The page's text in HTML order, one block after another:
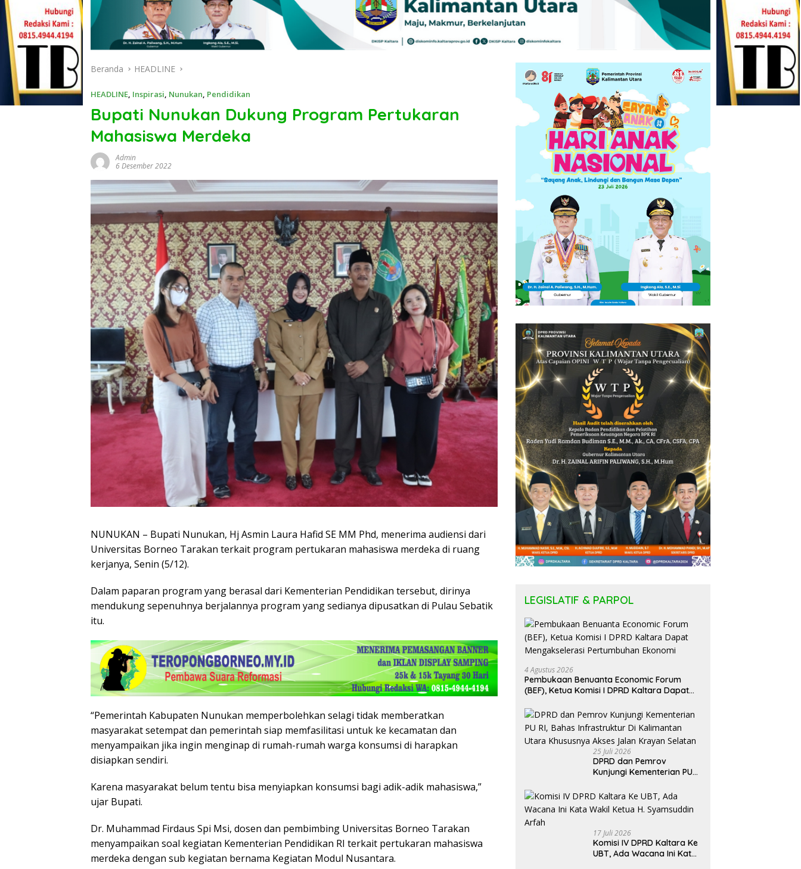
Beranda HEADLINE
HEADLINE, Inspirasi, Nunukan, Pendidikan
Bupati Nunukan Dukung Program Pertukaran
Mahasiswa Merdeka
Admin
6 Desember 2022
NUNUKAN – Bupati Nunukan, Hj Asmin Laura Hafid SE MM Phd, menerima audiensi dari
Universitas Borneo Tarakan terkait program pertukaran mahasiswa merdeka di ruang
kerjanya, Senin (5/12).
Dalam paparan program yang berasal dari Kementerian Pendidikan tersebut, dirinya
mendukung sepenuhnya berjalannya program yang sedianya dipusatkan di Pulau Sebatik
itu.
“Pemerintah Kabupaten Nunukan memperbolehkan selagi tidak memberatkan
masyarakat setempat dan pemerintah siap memfasilitasi untuk ke kecamatan dan
menyampaikan jika ingin menginap di rumah-rumah warga konsumsi di harapkan
disiapkan sendiri.
Karena masyarakat belum tentu bisa menyiapkan konsumsi bagi adik-adik mahasiswa,”
ujar Bupati.
Dr. Muhammad Firdaus Spi Msi, dosen dan pembimbing Universitas Borneo Tarakan
menyampaikan soal kegiatan Kementerian Pendidikan RI terkait pertukaran mahasiswa
merdeka dengan sub kegiatan bernama Kegiatan Modul Nusantara.
LEGISLATIF & PARPOL
4 Agustus 2026
Pembukaan Benuanta Economic Forum
(BEF), Ketua Komisi I DPRD Kaltara Dapat
25 Juli 2026
DPRD dan Pemrov
Kunjungi Kementerian PU
Kalimantan Utara
Khususnya Akses Jalan
Krayan Selatan
17 Juli 2026
Komisi IV DPRD Kaltara Ke
UBT, Ada Wacana Ini Kata